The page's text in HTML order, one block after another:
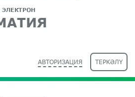
ЭЛЕКТРОН
АВТОРИЗАЦИЯ ТЕРКӘЛҮ